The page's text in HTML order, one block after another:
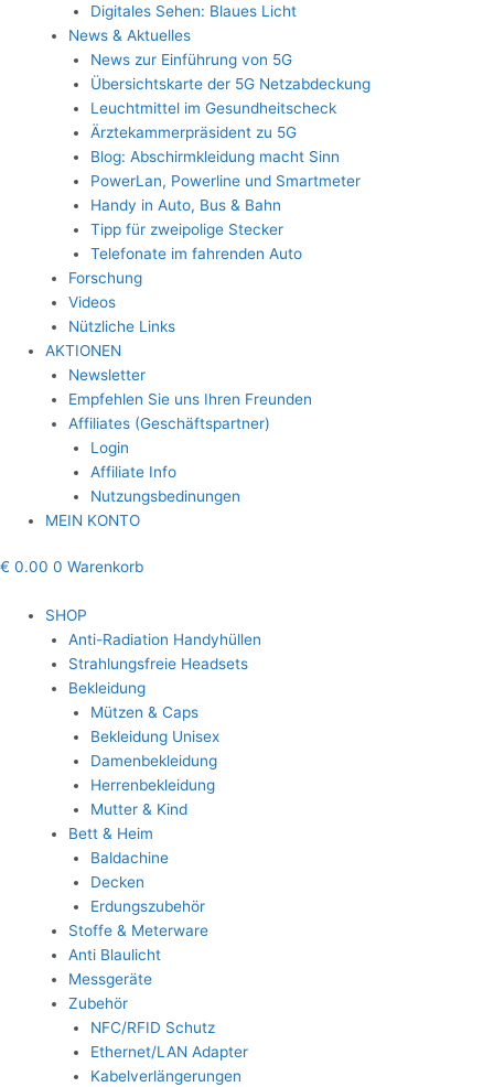
Digitales Sehen: Blaues Licht
News & Aktuelles
News zur Einführung von 5G
Übersichtskarte der 5G Netzabdeckung
Leuchtmittel im Gesundheitscheck
Ärztekammerpräsident zu 5G
Blog: Abschirmkleidung macht Sinn
PowerLan, Powerline und Smartmeter
Handy in Auto, Bus & Bahn
Tipp für zweipolige Stecker
Telefonate im fahrenden Auto
Forschung
Videos
Nützliche Links
AKTIONEN
Newsletter
Empfehlen Sie uns Ihren Freunden
Affiliates (Geschäftspartner)
Login
Affiliate Info
Nutzungsbedinungen
MEIN KONTO
€ 0.00 0 Warenkorb
SHOP
Anti-Radiation Handyhüllen
Strahlungsfreie Headsets
Bekleidung
Mützen & Caps
Bekleidung Unisex
Damenbekleidung
Herrenbekleidung
Mutter & Kind
Bett & Heim
Baldachine
Decken
Erdungszubehör
Stoffe & Meterware
Anti Blaulicht
Messgeräte
Zubehör
NFC/RFID Schutz
Ethernet/LAN Adapter
Kabelverlängerungen